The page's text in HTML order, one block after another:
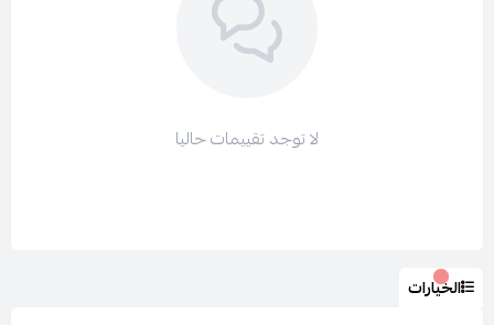
لا توجد تقييمات حاليا
الخيارات